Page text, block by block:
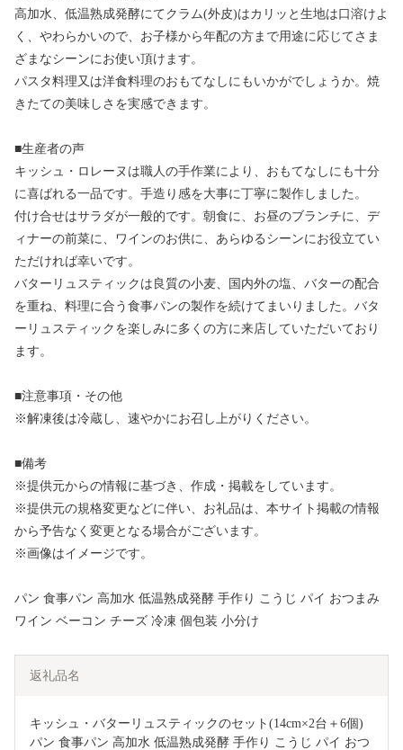
高加水、低温熟成発酵にてクラム(外皮)はカリッと生地は口溶けよ
く、やわらかいので、お子様から年配の方まで用途に応じてさま
ざまなシーンにお使い頂けます。
パスタ料理又は洋食料理のおもてなしにもいかがでしょうか。焼
きたての美味しさを実感できます。
■生産者の声
キッシュ・ロレーヌは職人の手作業により、おもてなしにも十分
に喜ばれる一品です。手造り感を大事に丁寧に製作しました。
付け合せはサラダが一般的です。朝食に、お昼のブランチに、デ
ィナーの前菜に、ワインのお供に、あらゆるシーンにお役立てい
ただければ幸いです。
バターリュスティックは良質の小麦、国内外の塩、バターの配合
を重ね、料理に合う食事パンの製作を続けてまいりました。バタ
ーリュスティックを楽しみに多くの方に来店していただいており
ます。
■注意事項・その他
※解凍後は冷蔵し、速やかにお召し上がりください。
■備考
※提供元からの情報に基づき、作成・掲載をしています。
※提供元の規格変更などに伴い、お礼品は、本サイト掲載の情報
から予告なく変更となる場合がございます。
※画像はイメージです。
パン 食事パン 高加水 低温熟成発酵 手作り こうじ パイ おつまみ
ワイン ベーコン チーズ 冷凍 個包装 小分け
返礼品名
キッシュ・バターリュスティックのセット(14cm×2台＋6個)
パン 食事パン 高加水 低温熟成発酵 手作り こうじ パイ おつ